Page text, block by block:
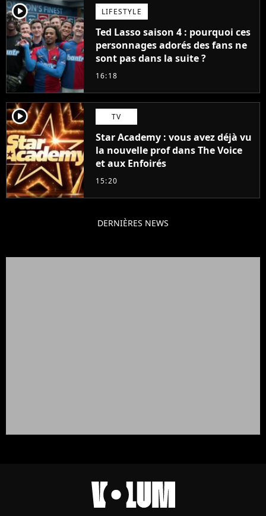
player2 LIFESTYLE
Ted Lasso saison 4 : pourquoi ces
personnages adorés des fans ne
sont pas dans la suite ?
16:18
player2 TV
Star Academy : vous avez déjà vu
la nouvelle prof dans The Voice
et aux Enfoirés
15:20
DERNIÈRES NEWS